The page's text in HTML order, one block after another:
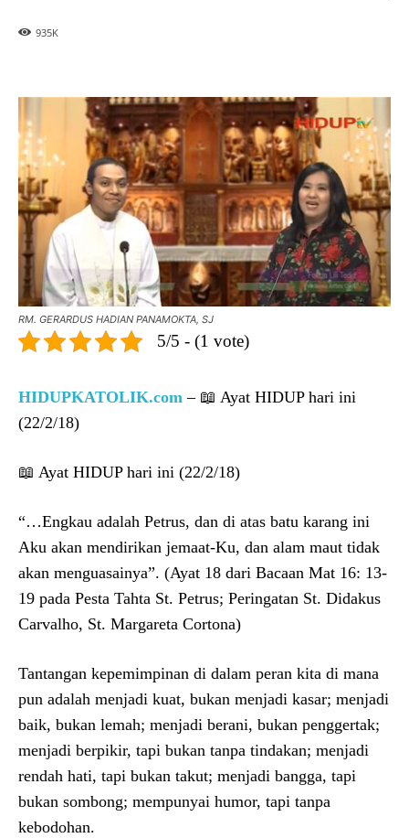
935K
RM. GERARDUS HADIAN PANAMOKTA, SJ
5/5 - (1 vote)
HIDUPKATOLIK.com – 📖 Ayat HIDUP hari ini
(22/2/18)
📖 Ayat HIDUP hari ini (22/2/18)
“…Engkau adalah Petrus, dan di atas batu karang ini
Aku akan mendirikan jemaat-Ku, dan alam maut tidak
akan menguasainya”. (Ayat 18 dari Bacaan Mat 16: 13-
19 pada Pesta Tahta St. Petrus; Peringatan St. Didakus
Carvalho, St. Margareta Cortona)
Tantangan kepemimpinan di dalam peran kita di mana
pun adalah menjadi kuat, bukan menjadi kasar; menjadi
baik, bukan lemah; menjadi berani, bukan penggertak;
menjadi berpikir, tapi bukan tanpa tindakan; menjadi
rendah hati, tapi bukan takut; menjadi bangga, tapi
bukan sombong; mempunyai humor, tapi tanpa
kebodohan.